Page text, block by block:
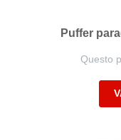
Puffer
Questo